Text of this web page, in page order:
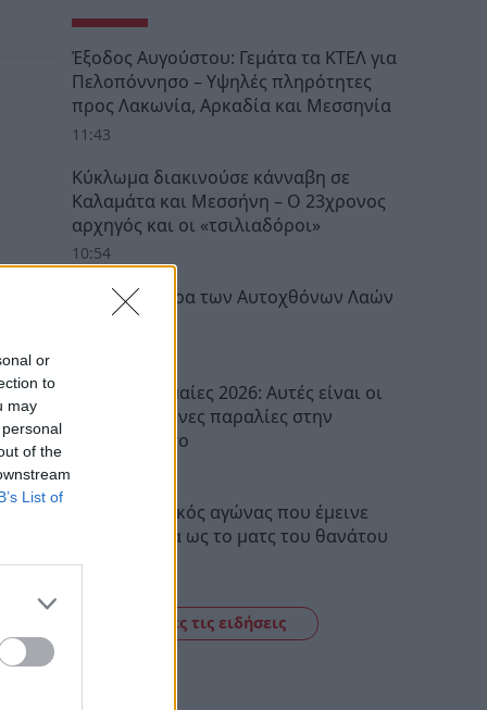
or
to
may
of the
List of
Έξοδος Αυγούστου: Γεμάτα τα ΚΤΕΛ για
Πελοπόννησο – Υψηλές πληρότητες
προς Λακωνία, Αρκαδία και Μεσσηνία
11:43
Κύκλωμα διακινούσε κάνναβη σε
Καλαμάτα και Μεσσήνη – Ο 23χρονος
αρχηγός και οι «τσιλιαδόροι»
10:54
Διεθνής Ημέρα των Αυτοχθόνων Λαών
της Γης
Γαλάζιες Σημαίες 2026: Αυτές είναι οι
54 βραβευμένες παραλίες στην
Πελοπόννησο
Ποδοσφαιρικός αγώνας που έμεινε
στην ιστορία ως το ματς του θανάτου
08:30
Δείτε όλες τις ειδήσεις